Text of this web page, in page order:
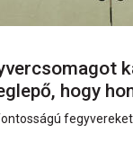
hogy
fegyvereket